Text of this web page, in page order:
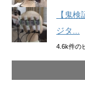
【鬼
ジタ...
4.6k件の